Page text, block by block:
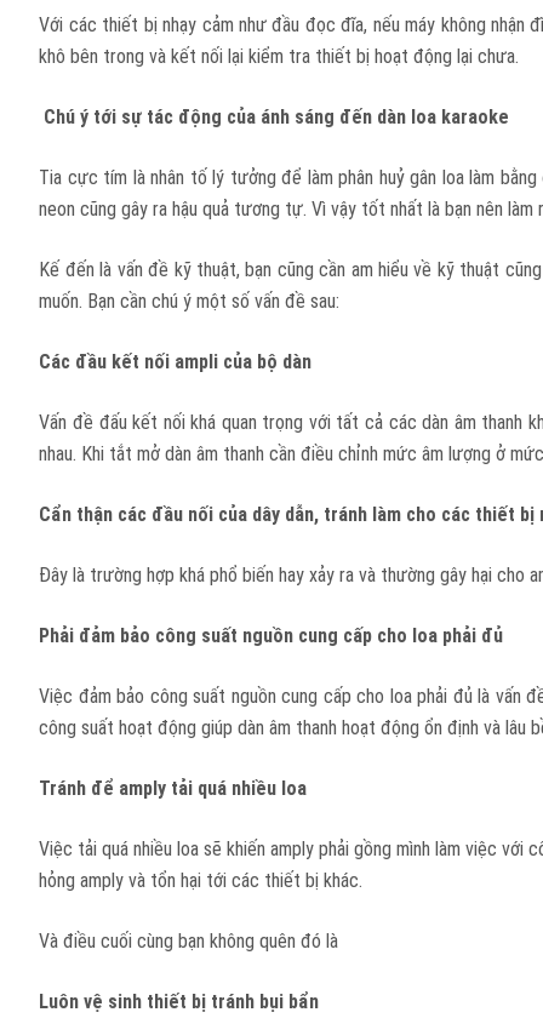
Với các thiết bị nhạy cảm như đầu đọc đĩa, nếu máy không nhận
khô bên trong và kết nối lại kiểm tra thiết bị hoạt động lại chưa.
Chú ý tới sự tác động của ánh sáng đến dàn loa karaoke
Tia cực tím là nhân tố lý tưởng để làm phân huỷ gân loa làm
neon cũng gây ra hậu quả tương tự. Vì vậy tốt nhất là bạn nên
Kế đến là vấn đề kỹ thuật, bạn cũng cần am hiểu về kỹ thuật
muốn. Bạn cần chú ý một số vấn đề sau:
Các đầu kết nối ampli của bộ dàn
Vấn đề đấu kết nối khá quan trọng với tất cả các dàn âm thanh
nhau. Khi tắt mở dàn âm thanh cần điều chỉnh mức âm lượng ở
Cẩn thận các đầu nối của dây dẫn, tránh làm cho các thiết bị
Đây là trường hợp khá phổ biến hay xảy ra và thường gây hại cho
Phải đảm bảo công suất nguồn cung cấp cho loa phải đủ
Việc đảm bảo công suất nguồn cung cấp cho loa phải đủ là vấn
công suất hoạt động giúp dàn âm thanh hoạt động ổn định và lâu
Tránh để amply tải quá nhiều loa
Việc tải quá nhiều loa sẽ khiến amply phải gồng mình làm việc
hỏng amply và tổn hại tới các thiết bị khác.
Và điều cuối cùng bạn không quên đó là
Luôn vệ sinh thiết bị tránh bụi bẩn